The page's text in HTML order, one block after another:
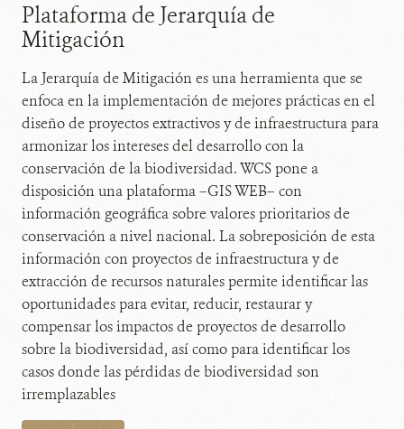
Plataforma de Jerarquía de
Mitigación
La Jerarquía de Mitigación es una herramienta que se
enfoca en la implementación de mejores prácticas en el
diseño de proyectos extractivos y de infraestructura para
armonizar los intereses del desarrollo con la
conservación de la biodiversidad. WCS pone a
disposición una plataforma –GIS WEB– con
información geográfica sobre valores prioritarios de
conservación a nivel nacional. La sobreposición de esta
información con proyectos de infraestructura y de
extracción de recursos naturales permite identificar las
oportunidades para evitar, reducir, restaurar y
compensar los impactos de proyectos de desarrollo
sobre la biodiversidad, así como para identificar los
casos donde las pérdidas de biodiversidad son
irremplazables